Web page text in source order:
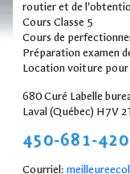
routier et de
Cours Classe 5
Cours de
Préparation examen
Location voiture pour
680 Curé Labelle
Laval (Québec) H7V
450-681-
Courriel: